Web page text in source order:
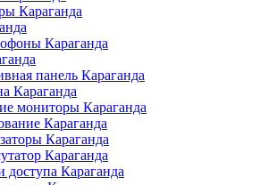
Караганда
Караганда
панель Караганда
Караганда
мониторы Караганда
Караганда
Караганда
Караганда
доступа Караганда